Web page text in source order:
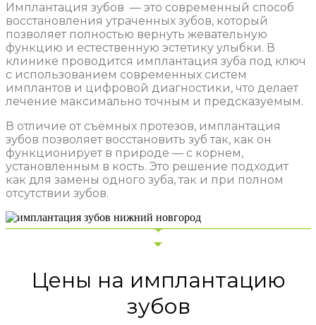
Имплантация зубов — это современный способ
восстановления утраченных зубов, который
позволяет полностью вернуть жевательную
функцию и естественную эстетику улыбки. В
клинике проводится имплантация зуба под ключ
с использованием современных систем
имплантов и цифровой диагностики, что делает
лечение максимально точным и предсказуемым.
В отличие от съёмных протезов, имплантация
зубов позволяет восстановить зуб так, как он
функционирует в природе — с корнем,
установленным в кость. Это решение подходит
как для замены одного зуба, так и при полном
отсутствии зубов.
Цены на имплантацию
зубов